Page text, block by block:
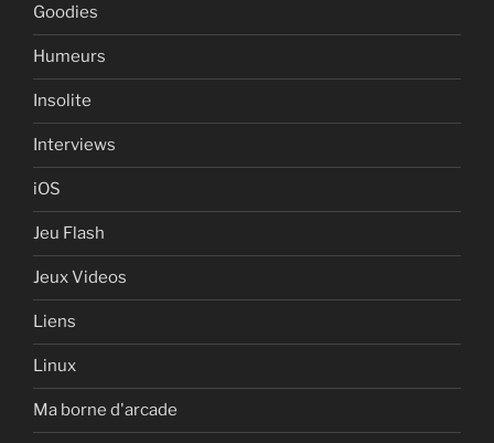
Goodies
Humeurs
Insolite
Interviews
iOS
Jeu Flash
Jeux Videos
Liens
Linux
Ma borne d'arcade